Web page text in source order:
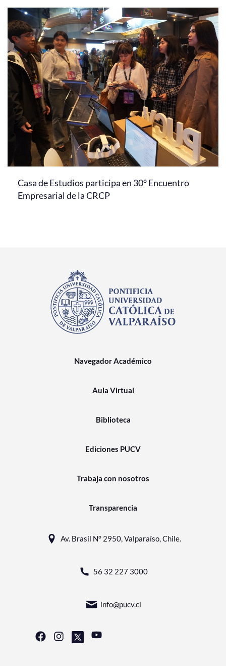
Casa de Estudios participa en 30° Encuentro
Empresarial de la CRCP
Navegador Académico
Aula Virtual
Biblioteca
Ediciones PUCV
Trabaja con nosotros
Transparencia
Av. Brasil N° 2950, Valparaíso, Chile.
56 32 227 3000
info@pucv.cl